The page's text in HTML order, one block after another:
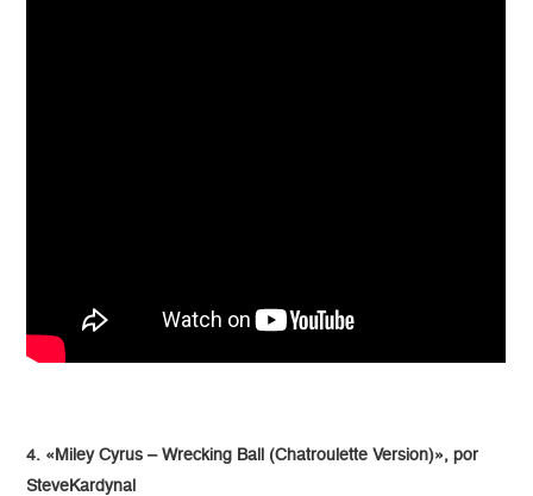
4. «Miley Cyrus – Wrecking Ball (Chatroulette Version)», por
SteveKardynal